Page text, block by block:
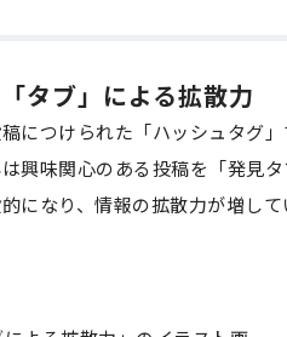
タブ」による拡散力
につけられた「ハッシュタグ
興味関心のある投稿を「発見タ
になり、情報の拡散力が増して